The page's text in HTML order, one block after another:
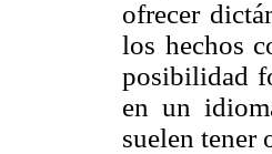
ofrecer
los hechos
posibilidad
en un
suelen tener